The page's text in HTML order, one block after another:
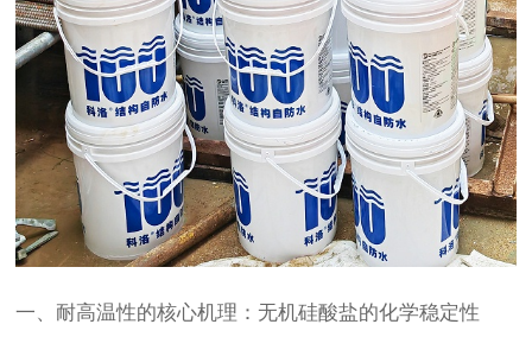
一、耐高温性的核心机理：无机硅酸盐的化学稳定性